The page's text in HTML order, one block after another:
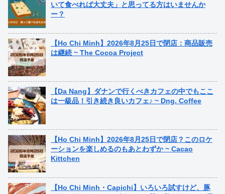
いて食べれば大丈夫」と思ってる方はいませんか
ー？
【Ho Chi Minh】2026年8月25日で閉店：商品販売
は継続 ~ The Cocoa Project
【Da Nang】ダナンで行くべきカフェの中でもここ
は一級品！引き続き良いカフェ♪ ~ Dng. Coffee
【Ho Chi Minh】2026年8月25日で閉店？このロケ
ーションを楽しめるのもあとわずか ~ Cacao
Kittchen
【Ho Chi Minh・Capichi】いろいろ試すけど、豚